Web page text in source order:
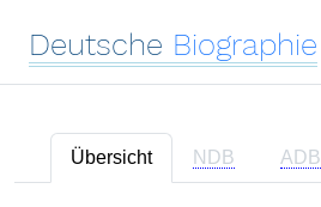
Deutsche Biographie
Übersicht NDB ADB